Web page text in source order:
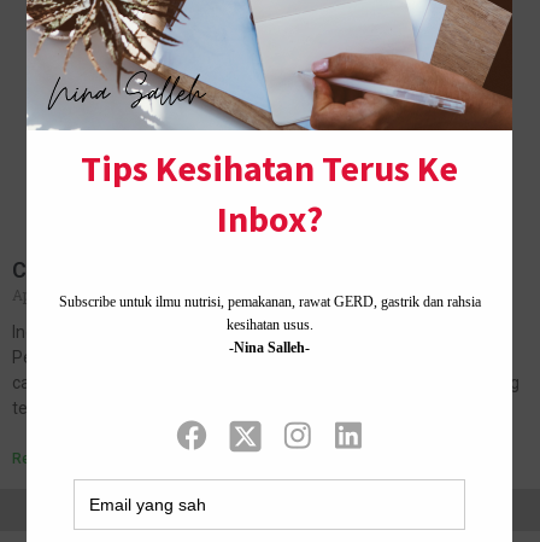
Cara Join Bisnes Shaklee Dari Rumah
April 17, 2024
No Comments
Ingat lagi sekitar tahun 2016, sewaktu masih bekerja sebagai
Penolong Pegawai Perubatan di hospital kerajaan, saya mencari-
cari arah tuju kehidupan. Walaupun ada kerja yang selesa, gaji yang
tetap masuk setiap…
Read More »
Home · About Me